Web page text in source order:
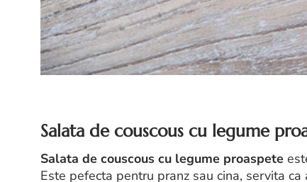
Salata de couscous cu legume
Salata de couscous cu legume proaspete
Este pefecta pentru pranz sau cina, servita